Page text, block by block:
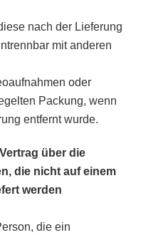
nach der Lieferung
mit anderen
oder
Packung, wenn
entfernt wurde.
über die
die nicht auf einem
werden
die ein